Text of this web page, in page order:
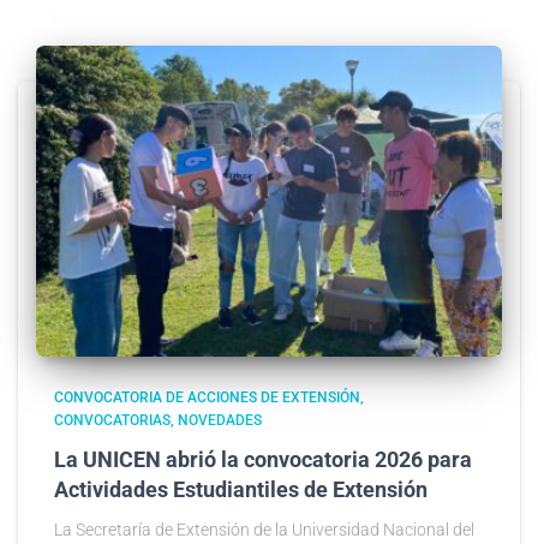
CONVOCATORIA DE ACCIONES DE EXTENSIÓN
CONVOCATORIAS NOVEDADES
La UNICEN abrió la convocatoria 2026 para
Actividades Estudiantiles de Extensión
La Secretaría de Extensión de la Universidad Nacional del